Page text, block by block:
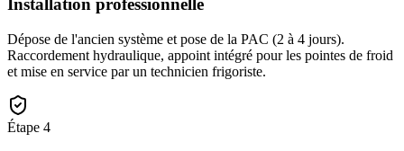
Installation professionnelle
Dépose de l'ancien système et pose de la PAC (2 à 4 jours).
Raccordement hydraulique, appoint intégré pour les pointes de froid
et mise en service par un technicien frigoriste.
Étape 4